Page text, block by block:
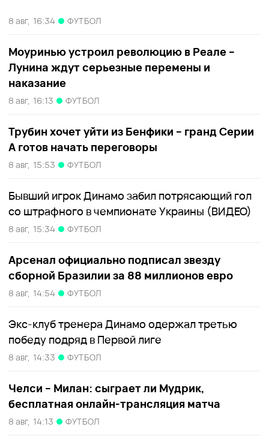
8 авг, 16:34 ФУТБОЛ
Моуринью устроил революцию в Реале –
Лунина ждут серьезные перемены и
наказание
8 авг, 16:13 ФУТБОЛ
Трубин хочет уйти из Бенфики – гранд Серии
А готов начать переговоры
8 авг, 15:53 ФУТБОЛ
Бывший игрок Динамо забил потрясающий гол
со штрафного в чемпионате Украины (ВИДЕО)
8 авг, 15:34 ФУТБОЛ
Арсенал официально подписал звезду
сборной Бразилии за 88 миллионов евро
8 авг, 14:54 ФУТБОЛ
Экс-клуб тренера Динамо одержал третью
победу подряд в Первой лиге
8 авг, 14:33 ФУТБОЛ
Челси – Милан: сыграет ли Мудрик,
бесплатная онлайн-трансляция матча
8 авг, 14:13 ФУТБОЛ